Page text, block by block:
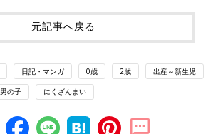
元記事へ戻る
日記・マンガ 0歳 2歳 出産～新生児
男の子 にくざんまい